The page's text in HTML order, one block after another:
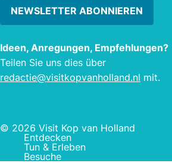
NEWSLETTER ABONNIEREN
Ideen, Anregungen, Empfehlungen?
Teilen Sie uns dies über
redactie@visitkopvanholland.nl mit.
© 2026 Visit Kop van Holland
Entdecken
Tun & Erleben
Besuche